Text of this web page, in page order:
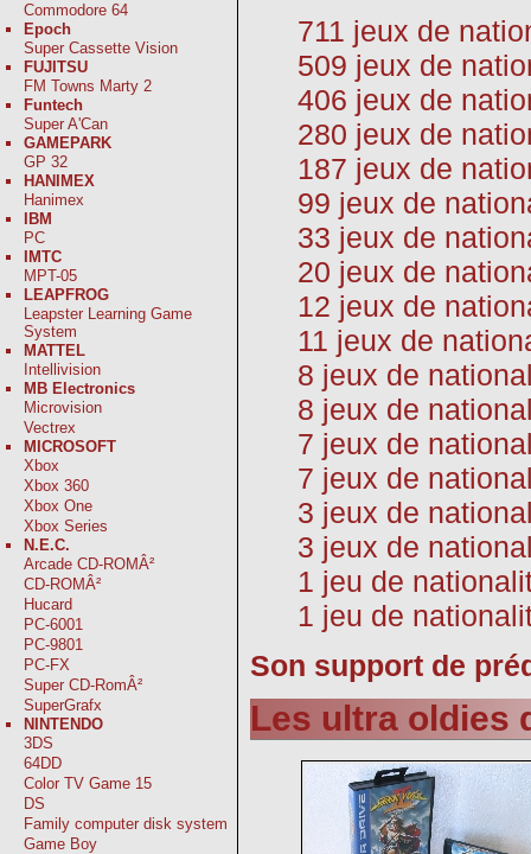
Commodore 64
Epoch
Super Cassette Vision
FUJITSU
FM Towns Marty 2
Funtech
Super A'Can
GAMEPARK
GP 32
HANIMEX
Hanimex
IBM
PC
IMTC
MPT-05
LEAPFROG
Leapster Learning Game
System
MATTEL
Intellivision
MB Electronics
Microvision
Vectrex
MICROSOFT
Xbox
Xbox 360
Xbox One
Xbox Series
N.E.C.
Arcade CD-ROMÂ²
CD-ROMÂ²
Hucard
PC-6001
PC-9801
PC-FX
Super CD-RomÂ²
SuperGrafx
NINTENDO
3DS
64DD
Color TV Game 15
DS
Family computer disk system
Game Boy
711 jeux de
509 jeux de
406 jeux de
280 jeux de
187 jeux de
99 jeux de
33 jeux de
20 jeux de
12 jeux de
11 jeux de
8 jeux de
8 jeux de
7 jeux de
7 jeux de
3 jeux de
3 jeux de
1 jeu de
1 jeu de
Son support de
Les ultra oldies